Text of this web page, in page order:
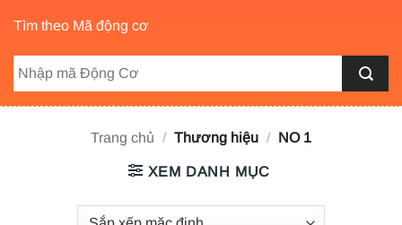
Tìm theo Mã động cơ
Trang chủ / Thương hiệu / NO 1
XEM DANH MỤC